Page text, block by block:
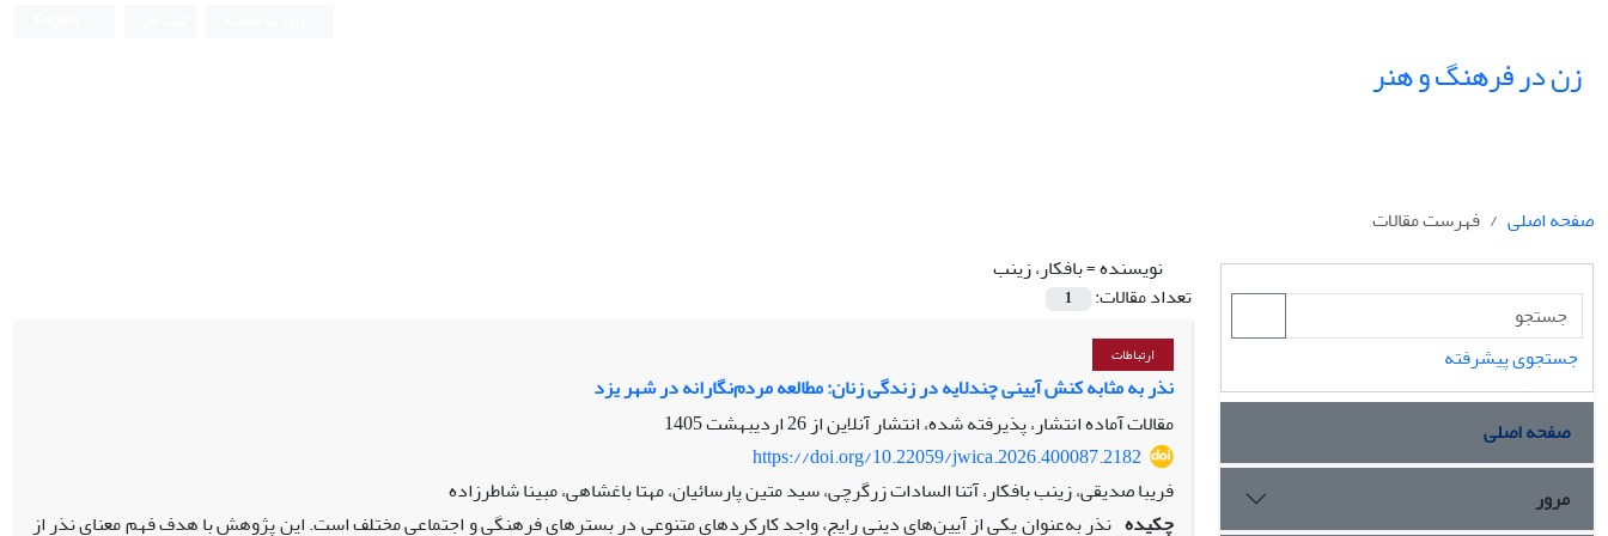
زن در فرهنگ و هنر
صفحه اصلی
فهرست مقالات
نویسنده =بافکار، زینب
تعداد مقالات:
1
ارتباطات
نذر به مثابه کنش آیینی چندلایه در زندگی زنان: مطالعه مردم‌نگارانه در شهر یزد
مقالات آماده انتشار، پذیرفته شده، انتشار آنلاین از26 اردیبهشت 1405
https://doi.org/10.22059/jwica.2026.400087.2182
فریبا صدیقی، زینب بافکار، آتنا السادات زرگرچی، سید متین پارسائیان، مهتا باغشاهی، مبینا شاطرزاده
چکیده نذر به‌عنوان یکی از آیین‌های دینی رایج، واجد کارکردهای متنوعی در بسترهای فرهنگی و اجتماعی مختلف است. این پژوهش با هدف فهم معنای نذر از
جستجوی پیشرفته
صفحه اصلی
مرور